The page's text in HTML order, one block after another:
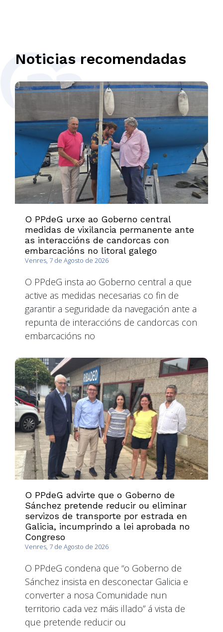
Noticias recomendadas
O PPdeG urxe ao Goberno central
medidas de vixilancia permanente ante
as interaccións de candorcas con
embarcacións no litoral galego
Venres, 7 de Agosto de 2026
O PPdeG insta ao Goberno central a que
active as medidas necesarias co fin de
garantir a seguridade da navegación ante a
repunta de interaccións de candorcas con
embarcacións no
O PPdeG advirte que o Goberno de
Sánchez pretende reducir ou eliminar
servizos de transporte por estrada en
Galicia, incumprindo a lei aprobada no
Congreso
Venres, 7 de Agosto de 2026
O PPdeG condena que “o Goberno de
Sánchez insista en desconectar Galicia e
converter a nosa Comunidade nun
territorio cada vez máis illado” á vista de
que pretende reducir ou